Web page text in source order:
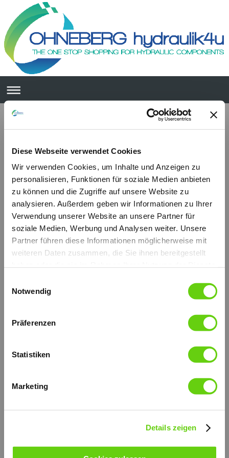
Diese Webseite verwendet Cookies
Wir verwenden Cookies, um Inhalte und Anzeigen zu
personalisieren, Funktionen für soziale Medien anbieten
zu können und die Zugriffe auf unsere Website zu
analysieren. Außerdem geben wir Informationen zu Ihrer
Verwendung unserer Website an unsere Partner für
soziale Medien, Werbung und Analysen weiter. Unsere
Partner führen diese Informationen möglicherweise mit
weiteren Daten zusammen, die Sie ihnen bereitgestellt
Notwendig
Präferenzen
Statistiken
Marketing
Details zeigen